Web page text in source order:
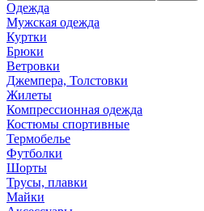
Одежда
Мужская одежда
Куртки
Брюки
Ветровки
Джемпера, Толстовки
Жилеты
Компрессионная одежда
Костюмы спортивные
Термобелье
Футболки
Шорты
Трусы, плавки
Майки